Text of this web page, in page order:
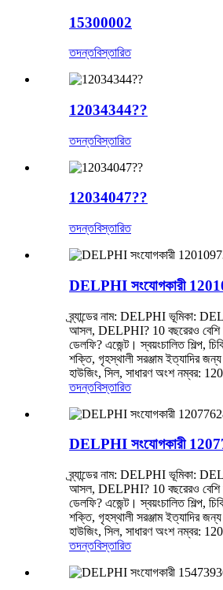
15300002
তদন্তবিস্তারিত
12034344??
তদন্তবিস্তারিত
12034047??
তদন্তবিস্তারিত
DELPHI সংযোগকারী
ব্র্যান্ডের নাম: DELPHI ভূমিকা:
আসল, DELPHI? 10 বছরেরও বেশি
ডেলফি? এজেন্ট। স্বয়ংচালিত শিল্প,
শক্তি, গৃহস্থালী সরঞ্জাম ইত্যাদির জন্য
হাউজিং, সিল, সাধারণ অংশ নম্বর:
তদন্তবিস্তারিত
DELPHI সংযোগকারী
ব্র্যান্ডের নাম: DELPHI ভূমিকা:
আসল, DELPHI? 10 বছরেরও বেশি
ডেলফি? এজেন্ট। স্বয়ংচালিত শিল্প,
শক্তি, গৃহস্থালী সরঞ্জাম ইত্যাদির জন্য
হাউজিং, সিল, সাধারণ অংশ নম্বর:
তদন্তবিস্তারিত